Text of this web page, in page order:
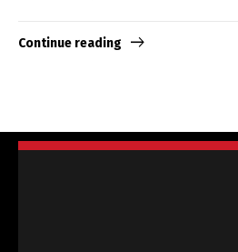
Continue reading